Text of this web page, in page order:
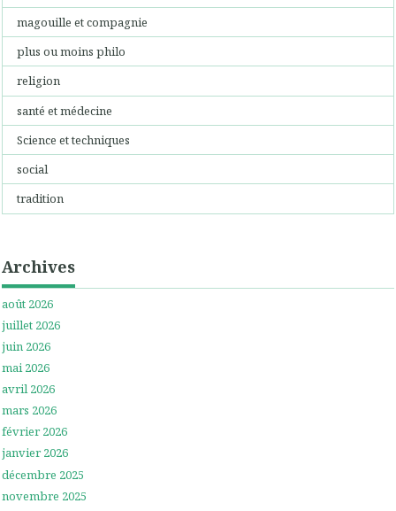
magouille et compagnie
plus ou moins philo
religion
santé et médecine
Science et techniques
social
tradition
Archives
août 2026
juillet 2026
juin 2026
mai 2026
avril 2026
mars 2026
février 2026
janvier 2026
décembre 2025
novembre 2025